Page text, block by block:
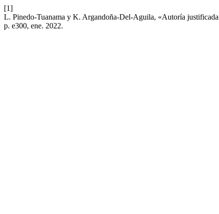
[1]
L. Pinedo-Tuanama y K. Argandoña-Del-Aguila, «Autoría
p. e300, ene. 2022.